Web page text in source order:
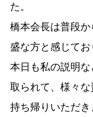
た。
橋本会長は普段
盛な方と感じて
本日も私の説明
取られて、様々
持ち帰りいただ